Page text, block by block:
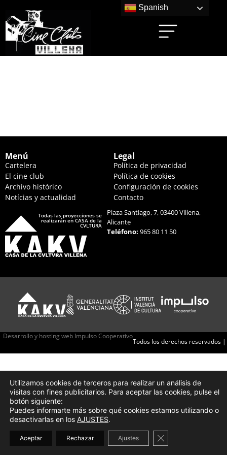
Menú
Cartelera
El cine club
Archivo histórico
Notícias y actualidad
Legal
Política de privacidad
Política de cookies
Configuración de cookies
Contacto
Todas las proyecciones se
realizarán en CASA de la
CVLTURA
Plaza Santiago, 7, 03400 Villena,
Alicante
Teléfono:965 80 11 50
Todos los derechos reservados |
Desarrollo y hosting web Impulso Cooperativo
Spanish
Utilizamos cookies de terceros para realizar un análisis de
visitas con fines publicitarios. Para aceptar las cookies, pulse el
botón siguiente:
Puedes informarte más sobre qué cookies estamos utilizando o
desactivarlas en los AJUSTES.
Aceptar Rechazar Ajustes Cerrar el banner de